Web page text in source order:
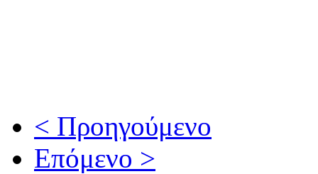
< Προηγούμενο
Επόμενο >